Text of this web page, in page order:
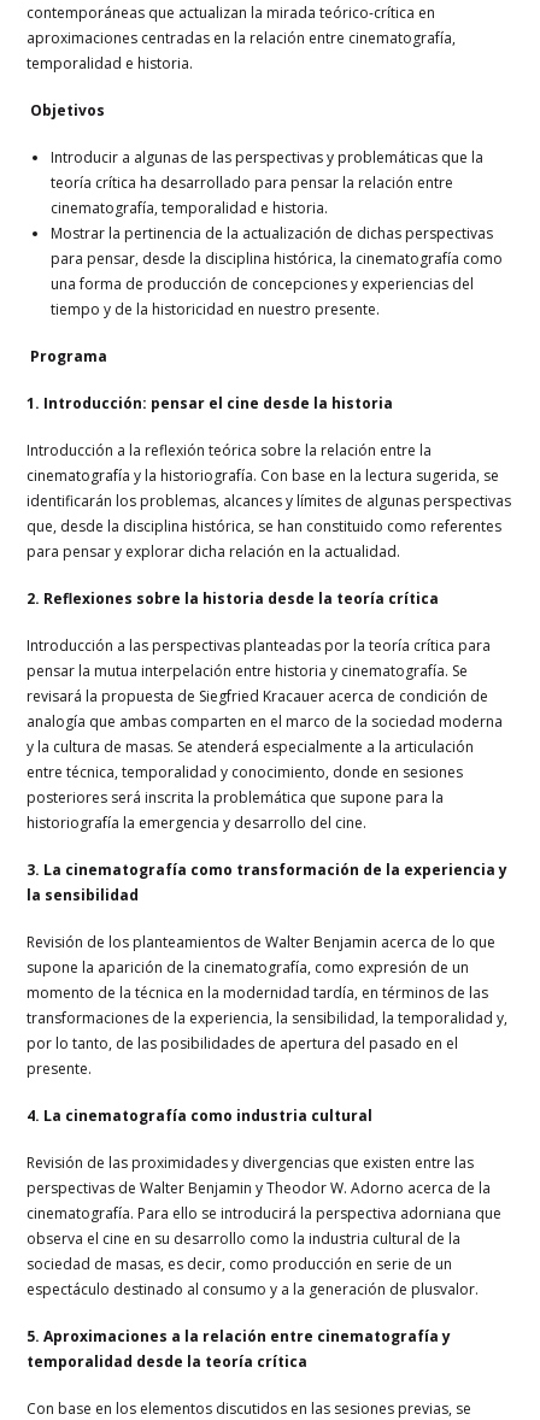
contemporáneas que actualizan la mirada teórico-crítica en
aproximaciones centradas en la relación entre cinematografía,
temporalidad e historia.
Objetivos
Introducir a algunas de las perspectivas y problemáticas que la
teoría crítica ha desarrollado para pensar la relación entre
cinematografía, temporalidad e historia.
Mostrar la pertinencia de la actualización de dichas perspectivas
para pensar, desde la disciplina histórica, la cinematografía como
una forma de producción de concepciones y experiencias del
tiempo y de la historicidad en nuestro presente.
Programa
1. Introducción: pensar el cine desde la historia
Introducción a la reflexión teórica sobre la relación entre la
cinematografía y la historiografía. Con base en la lectura sugerida, se
identificarán los problemas, alcances y límites de algunas perspectivas
que, desde la disciplina histórica, se han constituido como referentes
para pensar y explorar dicha relación en la actualidad.
2. Reflexiones sobre la historia desde la teoría crítica
Introducción a las perspectivas planteadas por la teoría crítica para
pensar la mutua interpelación entre historia y cinematografía. Se
revisará la propuesta de Siegfried Kracauer acerca de condición de
analogía que ambas comparten en el marco de la sociedad moderna
y la cultura de masas. Se atenderá especialmente a la articulación
entre técnica, temporalidad y conocimiento, donde en sesiones
posteriores será inscrita la problemática que supone para la
historiografía la emergencia y desarrollo del cine.
3. La cinematografía como transformación de la experiencia y
la sensibilidad
Revisión de los planteamientos de Walter Benjamin acerca de lo que
supone la aparición de la cinematografía, como expresión de un
momento de la técnica en la modernidad tardía, en términos de las
transformaciones de la experiencia, la sensibilidad, la temporalidad y,
por lo tanto, de las posibilidades de apertura del pasado en el
presente.
4. La cinematografía como industria cultural
Revisión de las proximidades y divergencias que existen entre las
perspectivas de Walter Benjamin y Theodor W. Adorno acerca de la
cinematografía. Para ello se introducirá la perspectiva adorniana que
observa el cine en su desarrollo como la industria cultural de la
sociedad de masas, es decir, como producción en serie de un
espectáculo destinado al consumo y a la generación de plusvalor.
5. Aproximaciones a la relación entre cinematografía y
temporalidad desde la teoría crítica
Con base en los elementos discutidos en las sesiones previas, se